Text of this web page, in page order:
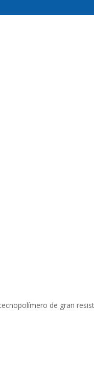
de gran